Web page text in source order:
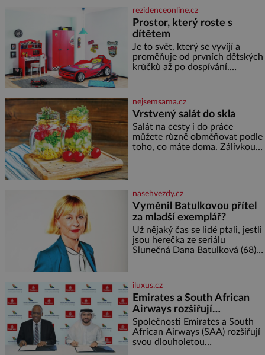
Placzek, Löw-Beer, Fuhrmann,
Kohn a Stiassni se stanou
jednou z hlavních
dramaturgických linií festivalu
židovské kultury ŠTETL FEST
2026. Některé návraty nejsou
jednoduché. Místa, která si
rezidenceonline.cz
Prostor, který roste s
dítětem
Je to svět, který se vyvíjí a
proměňuje od prvních dětských
krůčků až po dospívání.
soustředění i odpočinek a
reaguje na každou etapu života
a specifické potřeby dítěte. Pro
nejmenší je klíčová
jednoduchost, měkkost a
bezpečí, proto by pokoj
nejsemsama.cz
Vrstvený salát do skla
Salát na cesty i do práce
můžete různě obměňovat podle
toho, co máte doma. Zálivkou
potřebujete: ✿ 1/4 ledového
nebo jiného salátu (římský salát,
polníček…) ✿ 1 malá konzerva
kukuřice ✿ ½ okurky ✿ 2
rajčata Zálivka: ✿ 4 lžíce
olivového oleje ✿ 1 lžíci
citronové šťávy ✿ ½ stroužku
nasehvezdy.cz
Vyměnil Batulkovou přítel
za mladší exemplář?
Už nějaký čas se lidé ptali, jestli
jsou herečka ze seriálu
Slunečná Dana Batulková (68) a
od sebe přítele od samého
začátku odhán
iluxus.cz
Emirates a South African
Airways rozšiřují
partnerství. Cestujícím
nově zpřístupní dalších
devět destinací v jižní a
Společnosti Emirates a South
African Airways (SAA) rozšiřují
svou dlouholetou